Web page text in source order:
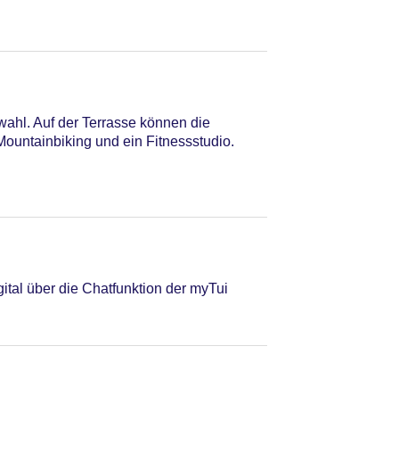
Auf der Terrasse können die
und ein Fitnessstudio.
über die Chatfunktion der myTui